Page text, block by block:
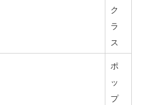
ク
ラ
ス
ポ
ッ
プ